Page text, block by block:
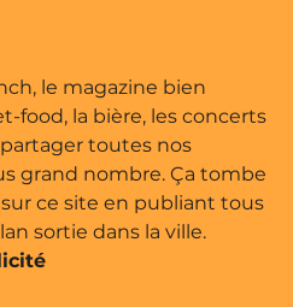
Onda Web •
le magazine bien
food, la bière, les concerts
toutes nos
grand nombre. Ça tombe
sur ce site en publiant tous
sortie dans la ville.